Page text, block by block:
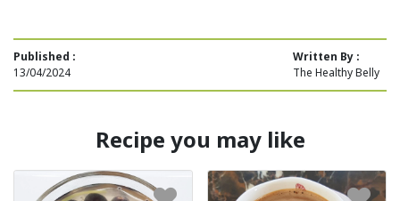
Published :
13/04/2024
Written By :
The Healthy Belly
Recipe you may like